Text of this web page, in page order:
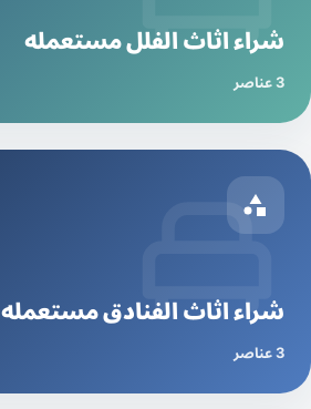
شراء اثاث الفلل مستعمله
3 عناصر
شراء اثاث الفنادق مستعمله
3 عناصر